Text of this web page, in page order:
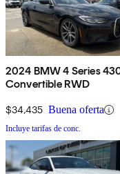
2024 BMW 4 Series
Convertible RWD
$34,435 Buena oferta
Incluye tarifas de conc.